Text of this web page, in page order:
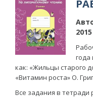
2015
года
как: «Жильцы старого
«Витамин роста» О.
Все задания в